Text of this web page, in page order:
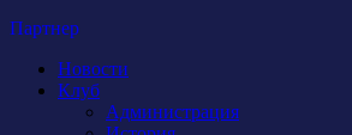
Партнер
Новости
Клуб
Администрация